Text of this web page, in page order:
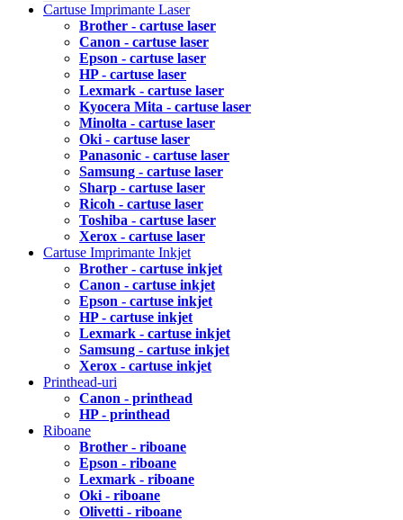
Cartuse Imprimante Laser
Brother - cartuse laser
Canon - cartuse laser
Epson - cartuse laser
HP - cartuse laser
Lexmark - cartuse laser
Kyocera Mita - cartuse laser
Minolta - cartuse laser
Oki - cartuse laser
Panasonic - cartuse laser
Samsung - cartuse laser
Sharp - cartuse laser
Ricoh - cartuse laser
Toshiba - cartuse laser
Xerox - cartuse laser
Cartuse Imprimante Inkjet
Brother - cartuse inkjet
Canon - cartuse inkjet
Epson - cartuse inkjet
HP - cartuse inkjet
Lexmark - cartuse inkjet
Samsung - cartuse inkjet
Xerox - cartuse inkjet
Printhead-uri
Canon - printhead
HP - printhead
Riboane
Brother - riboane
Epson - riboane
Lexmark - riboane
Oki - riboane
Olivetti - riboane